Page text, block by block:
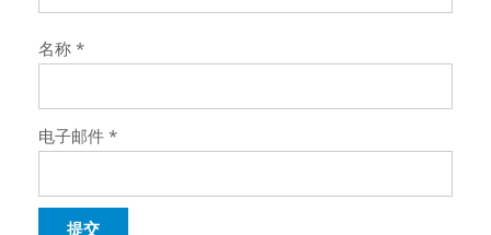
名称 *
电子邮件 *